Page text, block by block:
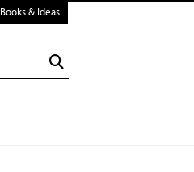
Books & Ideas